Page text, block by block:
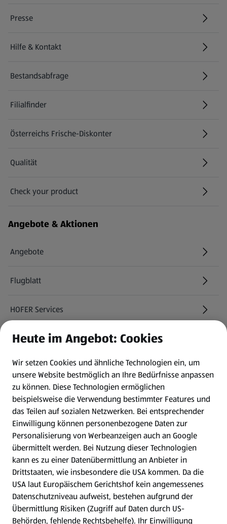
Presse
Hilfe & Kontakt
(öffnet in einem neuen Tab)
Bestandsabfrage
(öffnet in einem neuen Tab)
Filialfinder
Österreichs Frische-Diskonter
Qualität
Check your product
(öffnet in einem neuen Tab)
Angebote & Aktionen
Angebote
Flugblatt
HOFER Services
Newsletter
WhatsApp
Gewinnspiele
Mein HOFER. Meine Einkäufe.
Meine Meinung. Mein HOFER.
Gutscheingroßbestellung
(öffnet in einem neuen Tab)
Folge uns hier:
Heute im Angebot: Cookies
Wir setzen Cookies und ähnliche Technologien ein, um
unsere Website bestmöglich an Ihre Bedürfnisse anpassen
zu können. Diese Technologien ermöglichen
beispielsweise die Verwendung bestimmter Features und
das Teilen auf sozialen Netzwerken. Bei entsprechender
Einwilligung können personenbezogene Daten zur
Personalisierung von Werbeanzeigen auch an Google
übermittelt werden. Bei Nutzung dieser Technologien
kann es zu einer Datenübermittlung an Anbieter in
Drittstaaten, wie insbesondere die USA kommen. Da die
USA laut Europäischem Gerichtshof kein angemessenes
Datenschutzniveau aufweist, bestehen aufgrund der
Übermittlung Risiken (Zugriff auf Daten durch US-
Behörden, fehlende Rechtsbehelfe). Ihr Einwilligung